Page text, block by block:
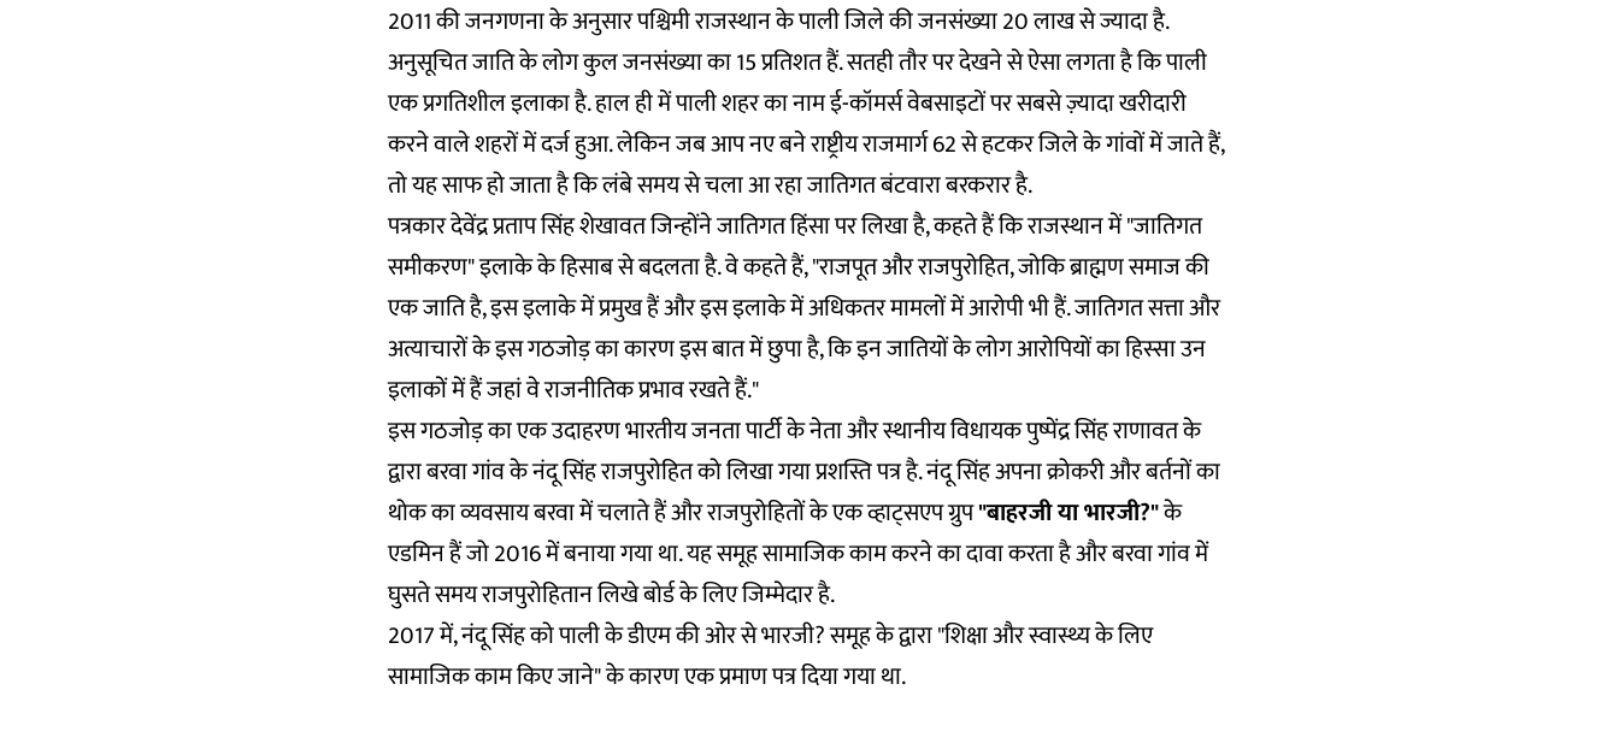
2011 की जनगणना के अनुसार पश्चिमी राजस्थान के पाली जिले की जनसंख्या 20 लाख से ज्यादा है.
अनुसूचित जाति के लोग कुल जनसंख्या का 15 प्रतिशत हैं. सतही तौर पर देखने से ऐसा लगता है कि पाली
एक प्रगतिशील इलाका है. हाल ही में पाली शहर का नामई-कॉमर्स वेबसाइटों परसबसे ज़्यादा खरीदारी
करने वाले शहरों में दर्ज हुआ. लेकिन जब आप नए बने राष्ट्रीय राजमार्ग 62 से हटकर जिले के गांवों में जाते हैं,
तो यह साफ हो जाता है कि लंबे समय से चला आ रहा जातिगत बंटवारा बरकरार है.
पत्रकार देवेंद्र प्रताप सिंह शेखावत जिन्होंनेजातिगत हिंसापर लिखा है, कहते हैं कि राजस्थान में "जातिगत
समीकरण" इलाके के हिसाब से बदलता है. वे कहते हैं, "राजपूत और राजपुरोहित, जोकि ब्राह्मण समाज की
एक जाति है, इस इलाके में प्रमुख हैं और इस इलाके में अधिकतर मामलों में आरोपी भी हैं. जातिगत सत्ता और
अत्याचारों के इस गठजोड़ का कारण इस बात में छुपा है, कि इन जातियों के लोग आरोपियों का हिस्सा उन
इलाकों में हैं जहां वे राजनीतिक प्रभाव रखते हैं."
इस गठजोड़ का एक उदाहरण भारतीय जनता पार्टी के नेता और स्थानीय विधायक पुष्पेंद्र सिंह राणावत के
द्वारा बरवा गांव के नंदू सिंह राजपुरोहित को लिखा गया प्रशस्ति पत्र है. नंदू सिंह अपना क्रोकरी और बर्तनों का
थोक का व्यवसाय बरवा में चलाते हैं और राजपुरोहितों के एक व्हाट्सएप ग्रुप"बाहरजी या भारजी?"के
एडमिन हैं जो 2016 में बनाया गया था. यह समूह सामाजिक काम करने का दावा करता है और बरवा गांव में
घुसते समय राजपुरोहितान लिखे बोर्ड के लिए जिम्मेदार है.
2017 में, नंदू सिंह को पाली के डीएम की ओर से भारजी? समूह के द्वारा "शिक्षा और स्वास्थ्य के लिए
सामाजिक काम किए जाने" के कारण एक प्रमाण पत्र दिया गया था.